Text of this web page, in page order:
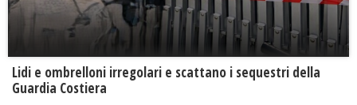
Lidi e ombrelloni irregolari e scattano i sequestri della
Guardia Costiera